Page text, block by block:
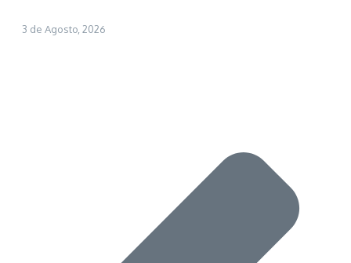
3 de Agosto, 2026